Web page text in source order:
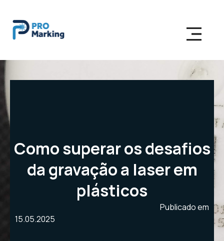
Como superar os desafios
da gravação a laser em
plásticos
Publicado em
15.05.2025